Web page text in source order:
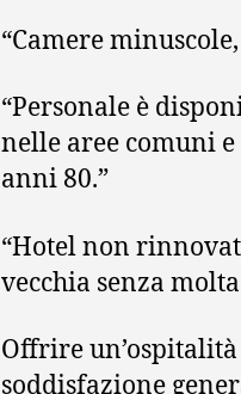
“Camere
“Personale è
nelle aree comuni
anni 80.”
“Hotel non
vecchia senza
Offrire
soddisfazione